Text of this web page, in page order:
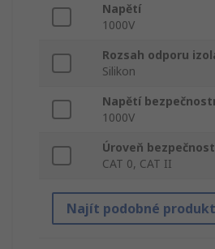
Napětí
1000V
Rozsah odporu
Silikon
Napětí
1000V
Úroveň
CAT 0, CAT II
Najít podobné